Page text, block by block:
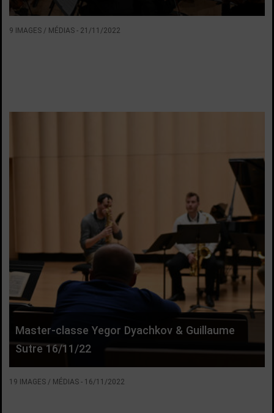
9 IMAGES / MÉDIAS - 21/11/2022
19 IMAGES / MÉDIAS - 16/11/2022
Master-classe Yegor Dyachkov & Guillaume
Sutre 16/11/22